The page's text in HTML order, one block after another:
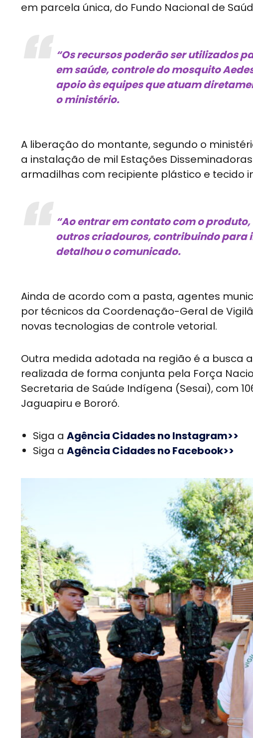
em parcela única, do Fundo Nacional de
“Os recursos poderão ser utilizados
em saúde, controle do mosquito
apoio às equipes que atuam
o ministério.
A liberação do montante, segundo o
a instalação de mil Estações
armadilhas com recipiente plástico e tecido
“Ao entrar em contato com o
outros criadouros, contribuindo para
detalhou o comunicado.
Ainda de acordo com a pasta, agentes
por técnicos da Coordenação-Geral de
novas tecnologias de controle vetorial.
Outra medida adotada na região é a busca
realizada de forma conjunta pela Força
Secretaria de Saúde Indígena (Sesai), com
Jaguapiru e Bororó.
Siga a Agência Cidades no Instagram>>
Siga a Agência Cidades no Facebook>>